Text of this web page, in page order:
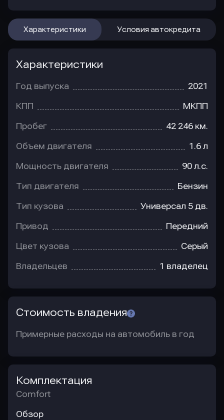
Характеристики Условия автокредита
Характеристики
Год выпуска 2021
КПП МКПП
Пробег 42 246 км.
Объем двигателя 1.6 л
Мощность двигателя 90 л.с.
Тип двигателя Бензин
Тип кузова Универсал 5 дв.
Привод Передний
Цвет кузова Серый
Владельцев 1 владелец
Стоимость владения
Примерные расходы на автомобиль в год
Комплектация
Comfort
Обзор